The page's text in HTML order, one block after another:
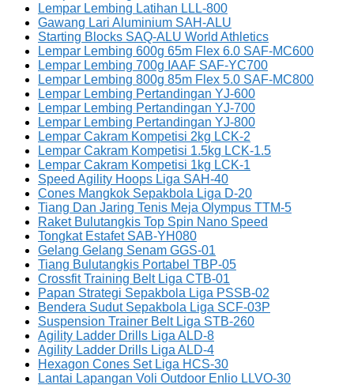
Lempar Lembing Latihan LLL-800
Gawang Lari Aluminium SAH-ALU
Starting Blocks SAQ-ALU World Athletics
Lempar Lembing 600g 65m Flex 6.0 SAF-MC600
Lempar Lembing 700g IAAF SAF-YC700
Lempar Lembing 800g 85m Flex 5.0 SAF-MC800
Lempar Lembing Pertandingan YJ-600
Lempar Lembing Pertandingan YJ-700
Lempar Lembing Pertandingan YJ-800
Lempar Cakram Kompetisi 2kg LCK-2
Lempar Cakram Kompetisi 1.5kg LCK-1.5
Lempar Cakram Kompetisi 1kg LCK-1
Speed Agility Hoops Liga SAH-40
Cones Mangkok Sepakbola Liga D-20
Tiang Dan Jaring Tenis Meja Olympus TTM-5
Raket Bulutangkis Top Spin Nano Speed
Tongkat Estafet SAB-YH080
Gelang Gelang Senam GGS-01
Tiang Bulutangkis Portabel TBP-05
Crossfit Training Belt Liga CTB-01
Papan Strategi Sepakbola Liga PSSB-02
Bendera Sudut Sepakbola Liga SCF-03P
Suspension Trainer Belt Liga STB-260
Agility Ladder Drills Liga ALD-8
Agility Ladder Drills Liga ALD-4
Hexagon Cones Set Liga HCS-30
Lantai Lapangan Voli Outdoor Enlio LLVO-30